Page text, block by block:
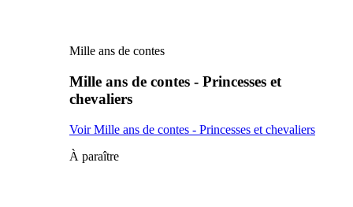
Mille ans de contes
Mille ans de contes - Princesses et
chevaliers
Voir Mille ans de contes - Princesses et chevaliers
À paraître